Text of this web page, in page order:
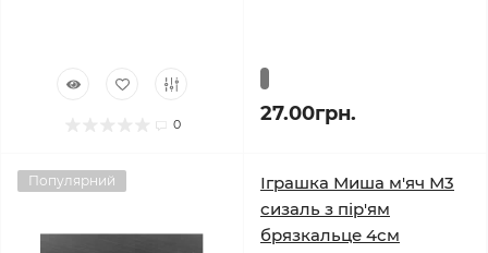
0 27.00грн.
Популярний
Іграшка Миша м'яч М3
сизаль з пір'ям
брязкальце 4см